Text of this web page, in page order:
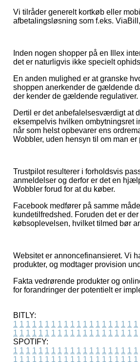
Vi tilråder generelt kortkøb eller
afbetalingsløsning som f.eks.
Inden nogen shopper på en Illex
det er naturligvis ikke specielt
En anden mulighed er at granske
shoppen anerkender de gældende
der kender de gældende
Dertil er det anbefalelsesværdigt at
eksempelvis hvilken ombytningsret
når som helst opbevarer ens
Wobbler, uden hensyn til om man
Trustpilot resulterer i forholdsvis
anmeldelser og derfor er det en
Wobbler forud for at du køber.
Facebook medfører på samme
kundetilfredshed. Foruden det er
købsoplevelsen, hvilket tilmed bør
Websitet er annoncefinansieret. Vi
produkter, og modtager provision
Fakta vedrørende produkter og
for forandringer der potentielt er
BITLY:
1 1 1 1 1 1 1 1 1 1 1 1 1 1 1 1 1 1 1 1
1 1 1 1 1 1 1 1 1 1 1 1 1 1 1 1 1 1 1 1
SPOTIFY:
1 1 1 1 1 1 1 1 1 1 1 1 1 1 1 1 1 1 1 1
1 1 1 1 1 1 1 1 1 1 1 1 1 1 1 1 1 1 1 1